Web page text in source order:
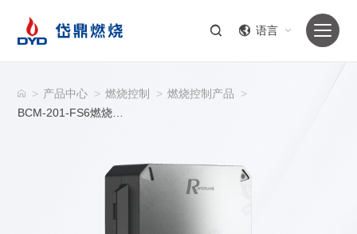
语言
> 产品中心 > 燃烧控制 > 燃烧控制产品
>